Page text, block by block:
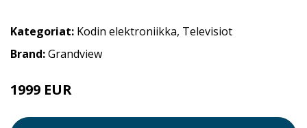
Kategoriat: Kodin elektroniikka, Televisiot
Brand:Grandview
1999 EUR